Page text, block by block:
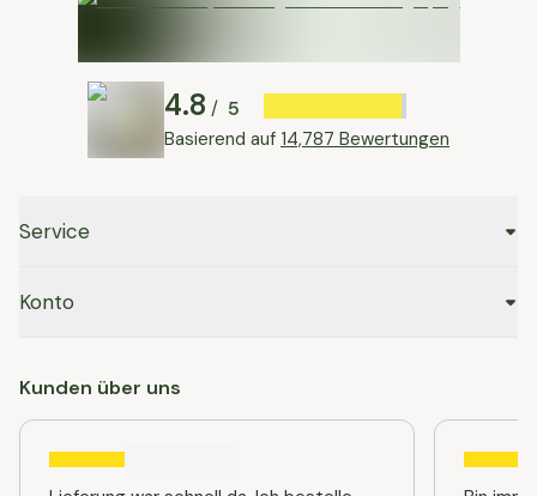
4.8 / 5
Basierend auf 14,787 Bewertungen
Service
Konto
Kunden über uns